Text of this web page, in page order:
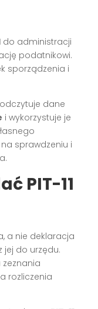
do administracji
podatnikowi.
sporządzenia i
dane
i wykorzystuje je
sprawdzeniu i
PIT-11
a nie deklaracja
jej do urzędu.
rozliczenia